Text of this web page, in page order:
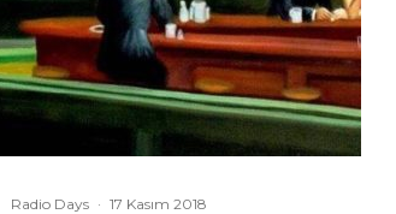
Radio Days · 17 Kasım 2018